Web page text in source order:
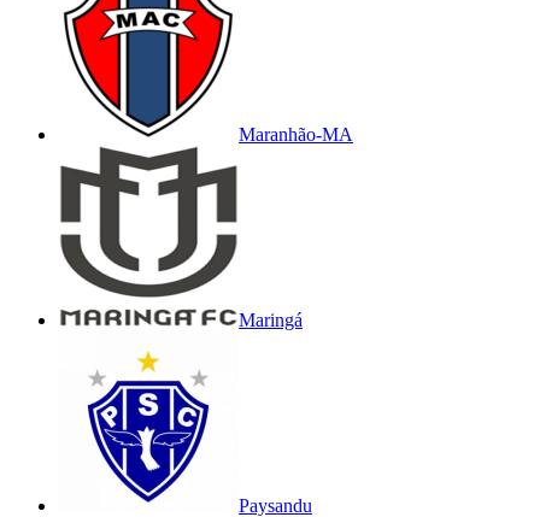
Maranhão-MA
Maringá
Paysandu